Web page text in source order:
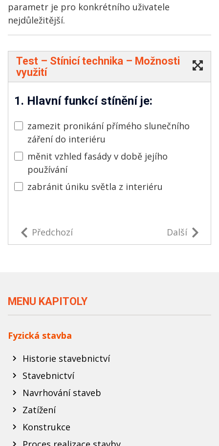
MENU KAPITOLY
Fyzická stavba
Historie stavebnictví
Stavebnictví
Navrhování staveb
Zatížení
Konstrukce
parametr je pro konkrétního uživatele
nejdůležitější.
Test – Stínicí technika – Možnosti
využití
1. Hlavní funkcí stínění je:
zamezit pronikání přímého slunečního
záření do interiéru
měnit vzhled fasády v době jejího
používání
zabránit úniku světla z interiéru
Předchozí Další